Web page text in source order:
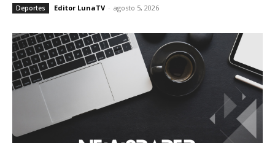
Deportes Editor LunaTV - agosto 5, 2026